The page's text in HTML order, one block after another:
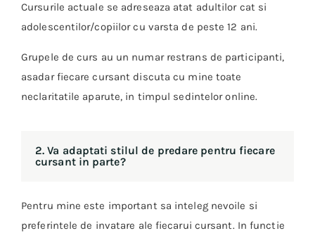
Cursurile actuale se adreseaza atat adultilor cat si
adolescentilor/copiilor cu varsta de peste 12 ani.
Grupele de curs au un numar restrans de participanti,
asadar fiecare cursant discuta cu mine toate
neclaritatile aparute, in timpul sedintelor online.
2. Va adaptati stilul de predare pentru fiecare
cursant in parte?
Pentru mine este important sa inteleg nevoile si
preferintele de invatare ale fiecarui cursant. In functie